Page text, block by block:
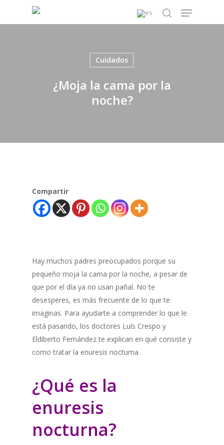
search
Menu
Cuidados
¿Moja la cama por la
noche?
Compartir
Hay muchos padres preocupados porque su
pequeño moja la cama por la noche, a pesar de
que por el día ya no usan pañal. No te
desesperes, es más frecuente de lo que te
imaginas. Para ayudarte a comprender lo que le
está pasando, los doctores Luís Crespo y
Eldiberto Fernández te explican en qué consiste y
como tratar la enuresis nocturna.
¿Qué es la
enuresis
nocturna?